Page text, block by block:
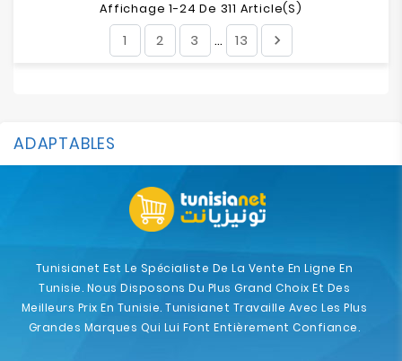
Affichage 1-24 De 311 Article(s)
1 2 3 … 13 
ADAPTABLES
Tunisianet Est Le Spécialiste De La Vente En Ligne En
Tunisie. Nous Disposons Du Plus Grand Choix Et Des
Meilleurs Prix En Tunisie. Tunisianet Travaille Avec Les Plus
Grandes Marques Qui Lui Font Entièrement Confiance.